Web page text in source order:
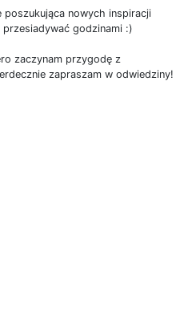
poszukująca nowych inspiracji
godzinami :)
zaczynam przygodę z
zapraszam w odwiedziny!